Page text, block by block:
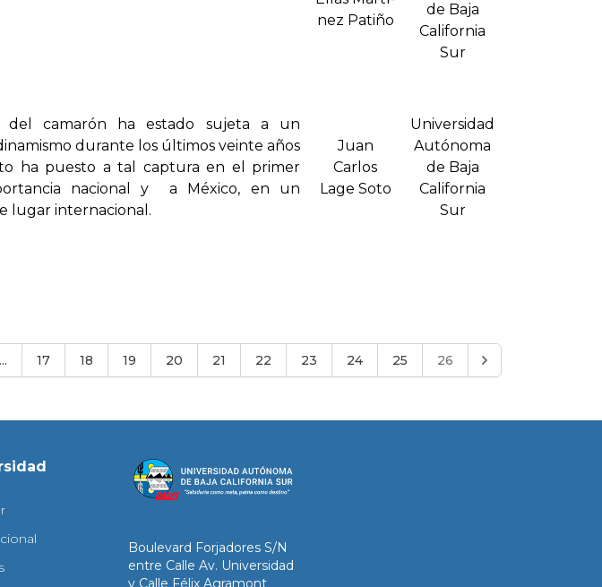
nez Patiño
de Baja
California
Sur
del camarón ha estado sujeta a un
durante los últimos veinte años
ha puesto a tal captura en el primer
nacional y a México, en un
lugar internacional.
Juan
Carlos
Lage Soto
Universidad
Autónoma
de Baja
California
Sur
... 17 18 19 20 21 22 23 24 25 26
Boulevard Forjadores S/N
entre Calle Av. Universidad
y Calle Félix Agramont